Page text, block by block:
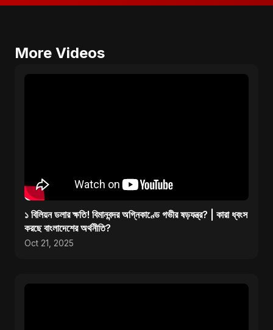
More Videos
১ বিলিয়ন ডলার ক্ষতি! বিমানবন্দর অগ্নিকাণ্ডে গভীর ষড়যন্ত্র? | কারা ধ্বংস
করছে বাংলাদেশের অর্থনীতি?
Oct 21, 2025